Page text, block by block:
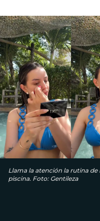
Llama la atención la rutina de
piscina. Foto: Gentileza